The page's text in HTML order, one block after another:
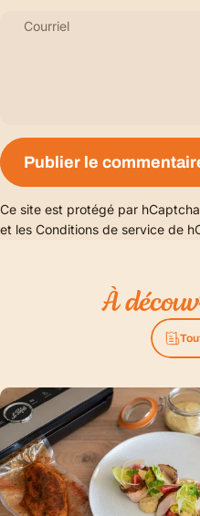
Courriel
Message
Publier le
Ce site est protégé par
et les Conditions de service de
À